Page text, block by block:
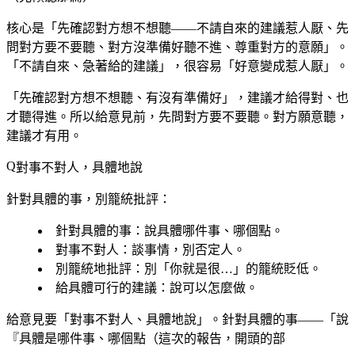
核心是「先確認對方想不想聽——不請自來的建議惹人厭、先
問對方要不要聽、對方沒準備好聽不進、尊重對方的意願」。
「不請自來、急著給的建議」，很容易「好意變成惹人厭」。
「先確認對方想不想聽、有沒有準備好」，建議才給得對、也
才聽得進。所以給意見前，先問對方要不要聽。對方願意聽，
建議才有用。
對事不對人，具體地說
針對具體的事，別籠統批評：
針對具體的事 ：說具體哪件事、哪個點。
對事不對人 ：談事情，別否定人。
別籠統地批評 ：別「你就是很…」的籠統貶低。
給具體可行的建議 ：說可以怎麼做。
給意見要「對事不對人、具體地說」。針對具體的事——「說
『具體是哪件事、哪個點（這次的報告，開頭的部